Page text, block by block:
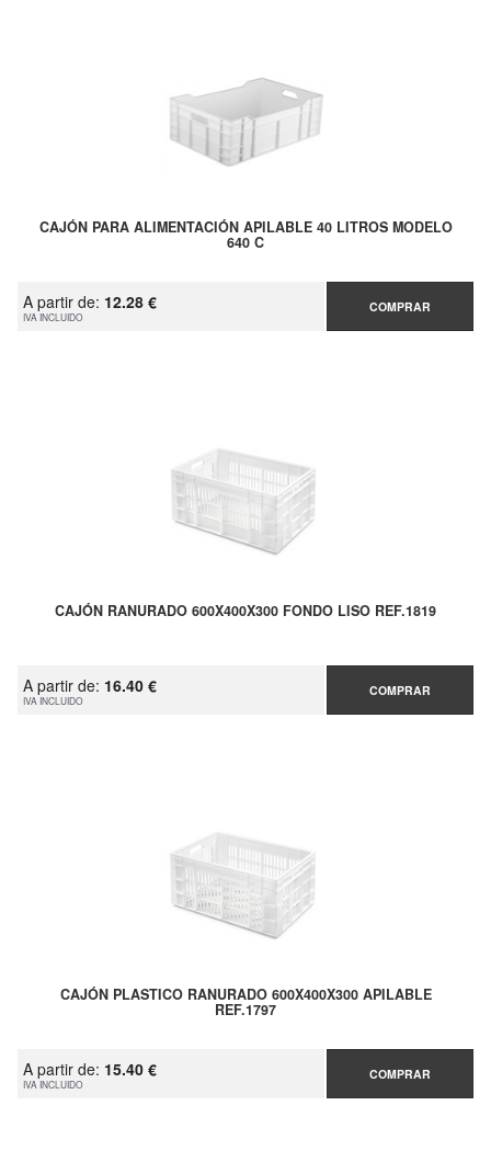
CAJÓN PARA ALIMENTACIÓN APILABLE 40 LITROS MODELO
640 C
A partir de: 12.28 €
IVA INCLUIDO
COMPRAR
CAJÓN RANURADO 600X400X300 FONDO LISO REF.1819
A partir de: 16.40 €
IVA INCLUIDO
COMPRAR
CAJÓN PLASTICO RANURADO 600X400X300 APILABLE
REF.1797
A partir de: 15.40 €
IVA INCLUIDO
COMPRAR